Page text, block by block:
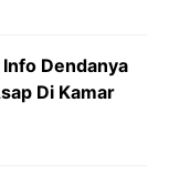
Dendanya
Di Kamar